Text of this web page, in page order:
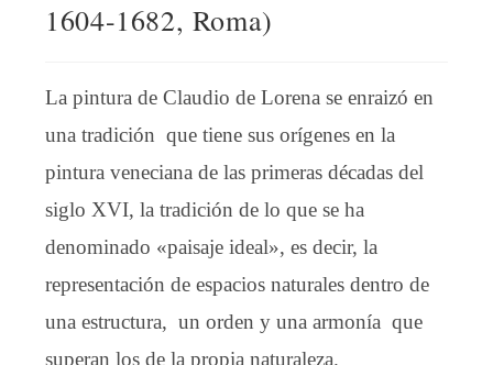
1604-1682, Roma)
La pintura de Claudio de Lorena se enraizó en
una tradición que tiene sus orígenes en la
pintura veneciana de las primeras décadas del
siglo XVI, la tradición de lo que se ha
denominado «paisaje ideal», es decir, la
representación de espacios naturales dentro de
una estructura, un orden y una armonía que
superan los de la propia naturaleza.